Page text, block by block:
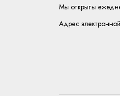
Мы открыты
Адрес